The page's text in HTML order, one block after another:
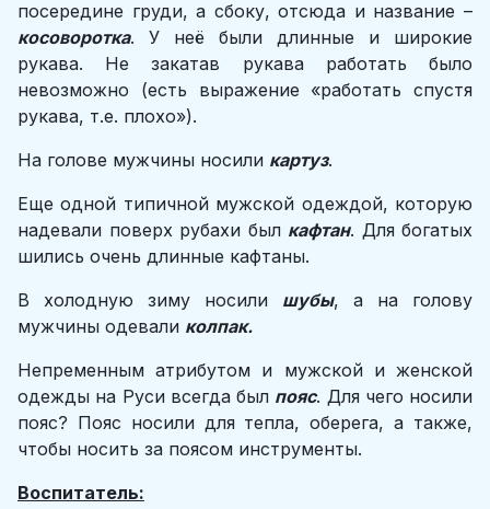
посередине груди, а сбоку, отсюда и название –
косоворотка. У неё были длинные и широкие
рукава. Не закатав рукава работать было
невозможно (есть выражение «работать спустя
рукава, т.е. плохо»).
На голове мужчины носили картуз.
Еще одной типичной мужской одеждой, которую
надевали поверх рубахи был кафтан. Для богатых
шились очень длинные кафтаны.
В холодную зиму носили шубы, а на голову
мужчины одевали колпак.
Непременным атрибутом и мужской и женской
одежды на Руси всегда был пояс. Для чего носили
пояс? Пояс носили для тепла, оберега, а также,
чтобы носить за поясом инструменты.
Воспитатель: